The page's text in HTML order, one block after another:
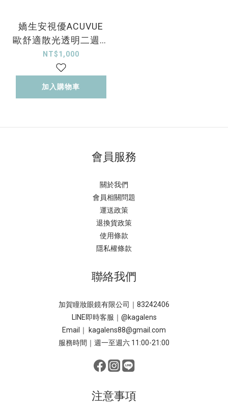
嬌生安視優ACUVUE
歐舒適散光透明二週拋
6片裝
NT$1,000
加入購物車
會員服務
關於我們
會員相關問題
運送政策
退換貨政策
使用條款
隱私權條款
聯絡我們
加賀瞳妝眼鏡有限公司｜83242406
LINE即時客服｜ @kagalens
Email｜ kagalens88@gmail.com
服務時間｜週一至週六 11:00-21:00
注意事項